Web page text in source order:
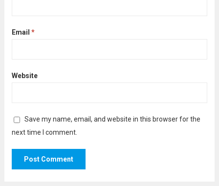
Email *
Website
Save my name, email, and website in this browser for the
next time I comment.